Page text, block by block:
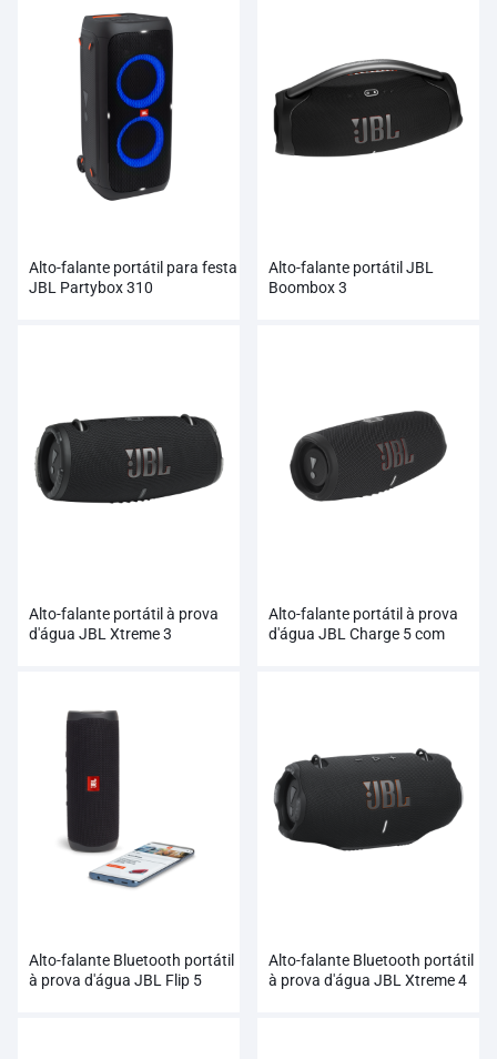
Alto-falante portátil para festa
JBL Partybox 310
Alto-falante portátil JBL
Boombox 3
Alto-falante portátil à prova
d'água JBL Xtreme 3
Alto-falante portátil à prova
d'água JBL Charge 5 com
Alto-falante Bluetooth portátil
à prova d'água JBL Flip 5
Alto-falante Bluetooth portátil
à prova d'água JBL Xtreme 4